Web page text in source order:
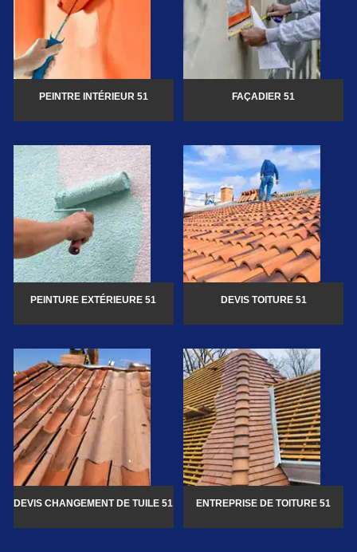
PEINTRE INTÉRIEUR 51 FAÇADIER 51
PEINTURE EXTÉRIEURE 51 DEVIS TOITURE 51
DEVIS CHANGEMENT DE TUILE 51 ENTREPRISE DE TOITURE 51